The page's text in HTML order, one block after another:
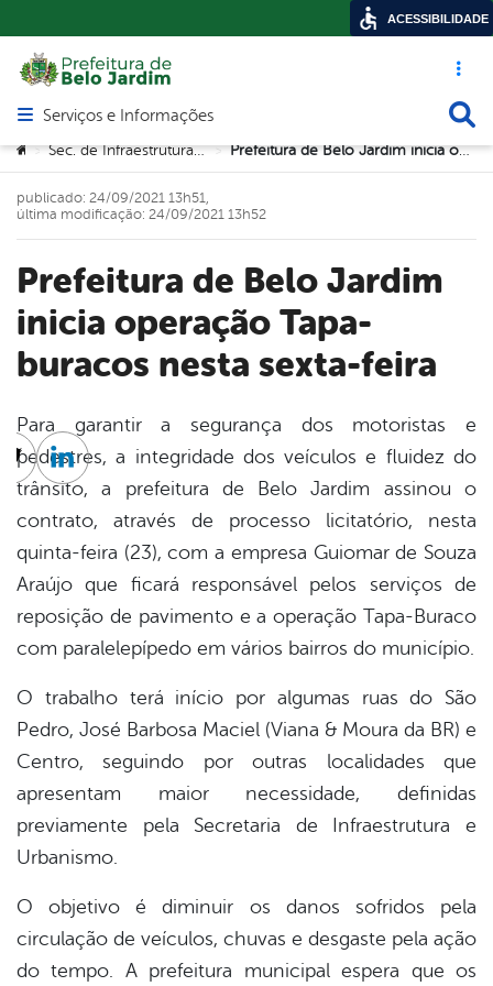
Acesso
Abrir menu principal de navegação
Serviços e Informações
Você está aqui:
> Sec. de Infraestrutura e Urbanismo > Prefeitura de Belo Jardim inicia operação Tapa-buracos nesta sexta-feira
Prefeitura de Belo Jardim
inicia operação Tapa-
buracos nesta sexta-feira
publicado: 24/09/2021 13h51,
última modificação: 24/09/2021 13h52
Para garantir a segurança dos motoristas e
pedestres, a integridade dos veículos e fluidez do
trânsito, a prefeitura de Belo Jardim assinou o
contrato, através de processo licitatório, nesta
quinta-feira (23), com a empresa Guiomar de Souza
Araújo que ficará responsável pelos serviços de
reposição de pavimento e a operação Tapa-Buraco
com paralelepípedo em vários bairros do município.
O trabalho terá início por algumas ruas do São
Pedro, José Barbosa Maciel (Viana & Moura da BR) e
Centro, seguindo por outras localidades que
apresentam maior necessidade, definidas
previamente pela Secretaria de Infraestrutura e
Urbanismo.
O objetivo é diminuir os danos sofridos pela
circulação de veículos, chuvas e desgaste pela ação
do tempo. A prefeitura municipal espera que os
TwitterLinkedin
ACESSIBILIDADE